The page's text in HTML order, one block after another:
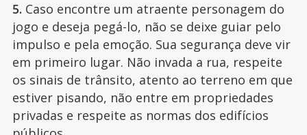
5. Caso encontre um atraente personagem do
jogo e deseja pegá-lo, não se deixe guiar pelo
impulso e pela emoção. Sua segurança deve vir
em primeiro lugar. Não invada a rua, respeite
os sinais de trânsito, atento ao terreno em que
estiver pisando, não entre em propriedades
privadas e respeite as normas dos edifícios